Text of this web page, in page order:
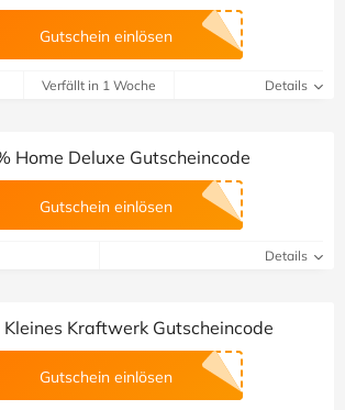
Gutschein einlösen
Verfällt in 1 Woche Details
Home Deluxe Gutscheincode
Gutschein einlösen
Details
Kleines Kraftwerk Gutscheincode
Gutschein einlösen